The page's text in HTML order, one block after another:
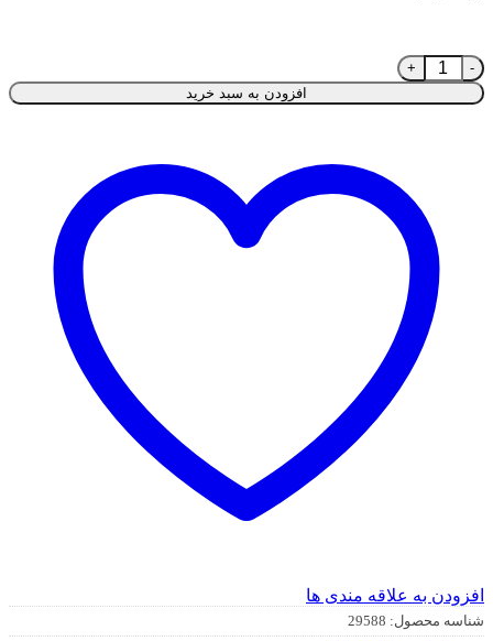
سلاخ(شبنا) عدد
افزودن به سبد خرید
افزودن به علاقه مندی ها
شناسه محصول: 29588